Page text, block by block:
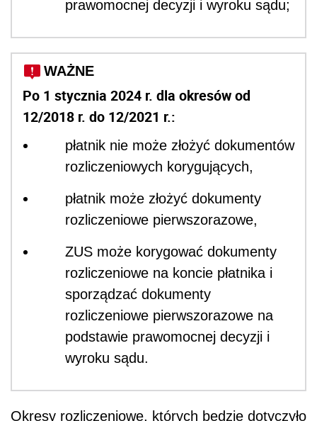
prawomocnej decyzji i wyroku sądu;
WAŻNE
Po 1 stycznia 2024 r. dla okresów od
12/2018 r. do 12/2021 r.:
płatnik nie może złożyć dokumentów
rozliczeniowych korygujących,
płatnik może złożyć dokumenty
rozliczeniowe pierwszorazowe,
ZUS może korygować dokumenty
rozliczeniowe na koncie płatnika i
sporządzać dokumenty
rozliczeniowe pierwszorazowe na
podstawie prawomocnej decyzji i
wyroku sądu.
Okresy rozliczeniowe, których będzie dotyczyło